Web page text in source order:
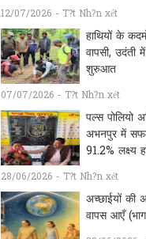
12/07/2026 - T?t Nh?n xét
हाथियों के
वापसी, उदंती
शुरुआत
07/07/2026 - T?t Nh?n xét
पल्स पोलियो
अभनपुर में
91.2% लक्ष्य
28/06/2026 - T?t Nh?n xét
अच्छाईयों की
वापस आएँ